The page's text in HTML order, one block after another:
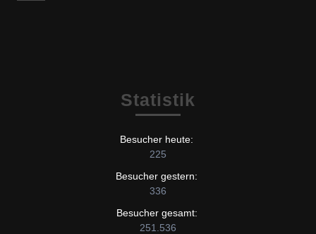
Statistik
Besucher heute:
225
Besucher gestern:
336
Besucher gesamt:
251.536